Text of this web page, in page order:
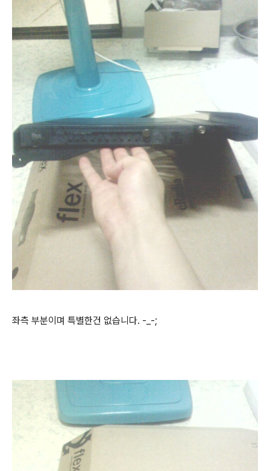
좌측 부분이며 특별한건 없습니다. -_-;